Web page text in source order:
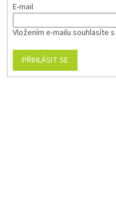
E-mail
Vložením e-mailu souhlasíte s
PŘIHLÁSIT SE